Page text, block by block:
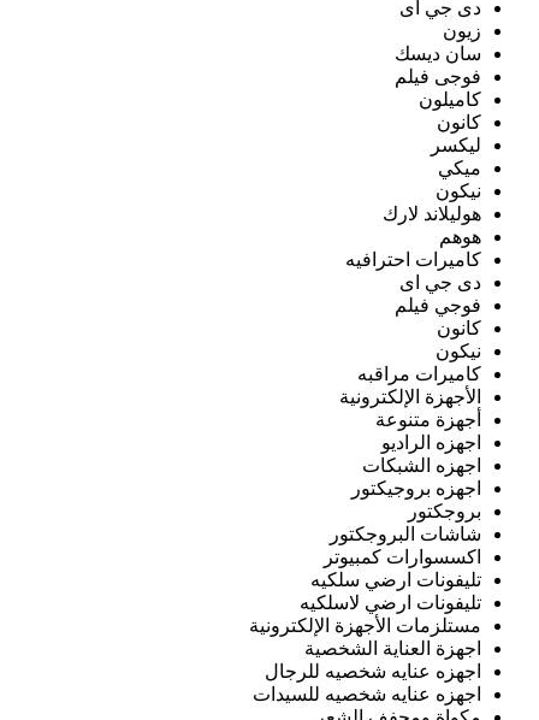
دى جي اى
زيون
سان ديسك
فوجى فيلم
كاميلون
كانون
ليكسر
ميكي
نيكون
هوليلاند لارك
هوهم
كاميرات احترافيه
دى جي اى
فوجي فيلم
كانون
نيكون
كاميرات مراقبه
الأجهزة الإلكترونية
أجهزة متنوعة
اجهزه الراديو
اجهزه الشبكات
اجهزه بروجيكتور
بروجكتور
شاشات البروجكتور
اكسسوارات كمبيوتر
تليفونات ارضي سلكيه
تليفونات ارضي لاسلكيه
مستلزمات الأجهزة الإلكترونية
اجهزة العناية الشخصية
اجهزه عنايه شخصيه للرجال
اجهزه عنايه شخصيه للسيدات